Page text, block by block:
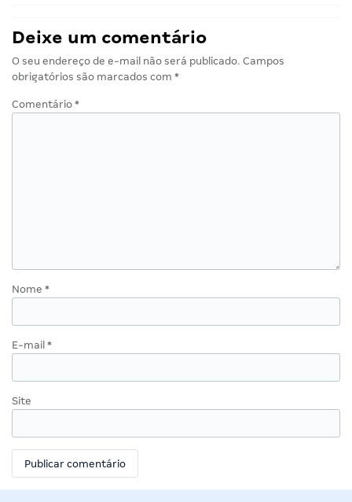
Deixe um comentário
O seu endereço de e-mail não será publicado. Campos
obrigatórios são marcados com *
Comentário *
Nome *
E-mail *
Site